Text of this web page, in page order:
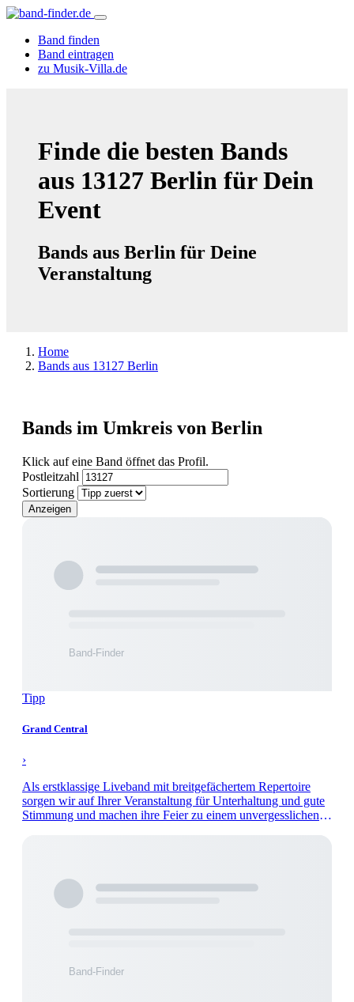
Band finden
Band eintragen
zu Musik-Villa.de
Finde die besten Bands
aus 13127 Berlin für Dein
Event
Bands aus Berlin für Deine
Veranstaltung
Home
Bands aus 13127 Berlin
Bands im Umkreis von Berlin
Klick auf eine Band öffnet das Profil.
Postleitzahl
Sortierung
Anzeigen
Tipp
Grand Central
›
Als erstklassige Liveband mit breitgefächertem Repertoire
sorgen wir auf Ihrer Veranstaltung für Unterhaltung und gute
Stimmung und machen ihre Feier zu einem unvergesslichen